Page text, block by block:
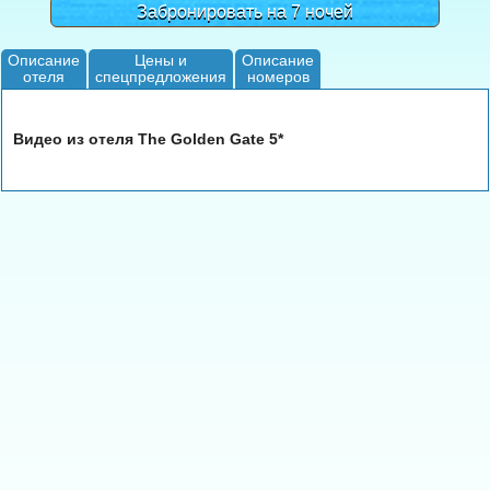
Забронировать на 7 ночей
Описание
отеля
Цены и
спецпредложения
Описание
номеров
Видео из отеля The Golden Gate 5*